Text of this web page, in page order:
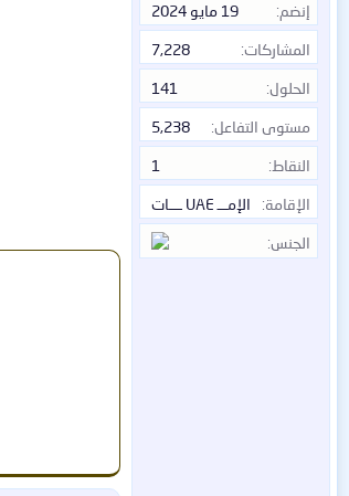
إنضم 19 مايو 2024
المشاركات 7,228
الحلول 141
مستوى التفاعل 5,238
النقاط 1
الإقامة الإمـــ UAE ــــات
الجنس